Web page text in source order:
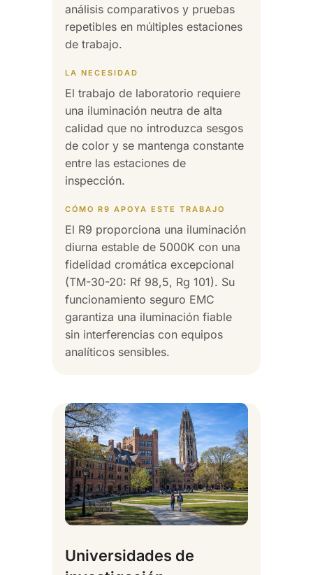
análisis comparativos y pruebas
repetibles en múltiples estaciones
de trabajo.
LA NECESIDAD
El trabajo de laboratorio requiere
una iluminación neutra de alta
calidad que no introduzca sesgos
de color y se mantenga constante
entre las estaciones de
inspección.
CÓMO R9 APOYA ESTE TRABAJO
El R9 proporciona una iluminación
diurna estable de 5000K con una
fidelidad cromática excepcional
(TM-30-20: Rf 98,5, Rg 101). Su
funcionamiento seguro EMC
garantiza una iluminación fiable
sin interferencias con equipos
analíticos sensibles.
Universidades de